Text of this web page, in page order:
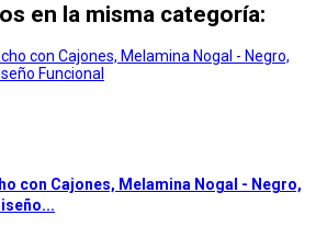
en la misma categoría:
con Cajones, Melamina Nogal - Negro,